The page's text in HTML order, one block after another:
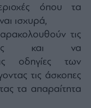
όπου τα
ισχυρά,
τις
και να
οδηγίες των
τις άσκοπες
τα απαραίτητα